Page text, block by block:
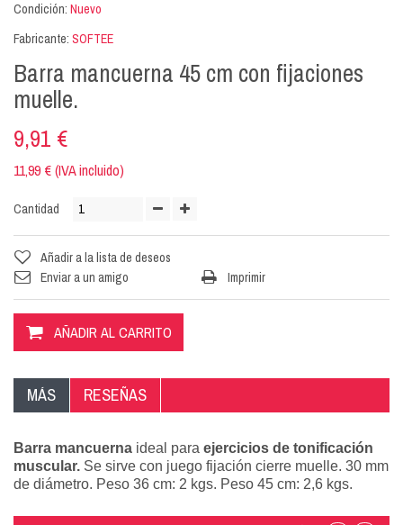
Condición: Nuevo
Fabricante: SOFTEE
Barra mancuerna 45 cm con fijaciones
muelle.
9,91 €
11,99 € (IVA incluido)
Cantidad
Añadir a la lista de deseos
Enviar a un amigo
Imprimir
AÑADIR AL CARRITO
MÁS RESEÑAS
Barra mancuerna ideal para ejercicios de tonificación
muscular. Se sirve con juego fijación cierre muelle. 30 mm
de diámetro. Peso 36 cm: 2 kgs. Peso 45 cm: 2,6 kgs.